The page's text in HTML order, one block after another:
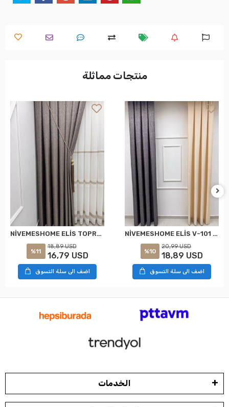
منتجات مماثلة
NİVEMESHOME ELİS TOPRAK FON PERDE 1/3 SIK PİLELİ PERDE APM
%11
18,89 USD
16,79 USD
اضف الى سلة التسوق
NİVEMESHOME ELİS V-101 FON PERDE 1/3 SIK PİLELİ PERDE APM
%10
20,99 USD
18,89 USD
اضف الى سلة التسوق
الخدمات